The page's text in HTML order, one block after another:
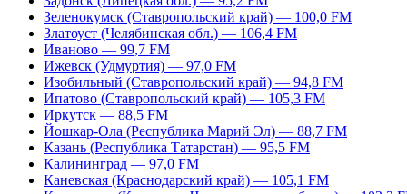
Зеленокумск (Ставропольский край) — 100,0 FM
Златоуст (Челябинская обл.) — 106,4 FM
Иваново — 99,7 FM
Ижевск (Удмуртия) — 97,0 FM
Изобильный (Ставропольский край) — 94,8 FM
Ипатово (Ставропольский край) — 105,3 FM
Иркутск — 88,5 FM
Йошкар-Ола (Республика Марий Эл) — 88,7 FM
Казань (Республика Татарстан) — 95,5 FM
Калининград — 97,0 FM
Каневская (Краснодарский край) — 105,1 FM